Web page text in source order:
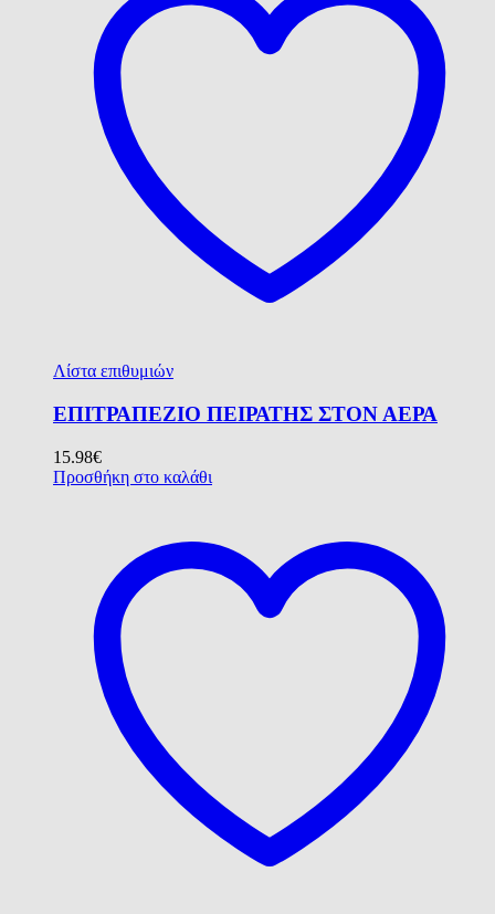
Λίστα επιθυμιών
ΕΠΙΤΡΑΠΕΖΙΟ ΠΕΙΡΑΤΗΣ ΣΤΟΝ ΑΕΡΑ
15.98€
Προσθήκη στο καλάθι